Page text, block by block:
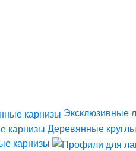
Эксклюзивные
Деревянные
карнизы